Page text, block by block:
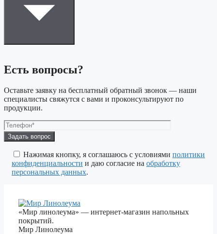
Есть вопросы?
Оставьте заявку на бесплатный обратный звонок — наши
специалисты свяжутся с вами и проконсультируют по
продукции.
Оставьте
это
поле
пустым.
Нажимая кнопку, я соглашаюсь с условиями политики
конфиденциальности и даю согласие на обработку
персональных данных.
«Мир линолеума» — интернет-магазин напольных
покрытий.
Мир Линолеума